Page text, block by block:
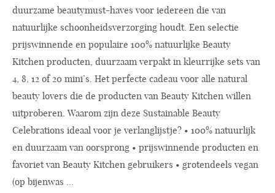
duurzame beautymust-haves voor iedereen die van
natuurlijke schoonheidsverzorging houdt. Een selectie
prijswinnende en populaire 100% natuurlijke Beauty
Kitchen producten, duurzaam verpakt in kleurrijke sets van
4, 8, 12 of 20 mini’s. Het perfecte cadeau voor alle natural
beauty lovers die de producten van Beauty Kitchen willen
uitproberen. Waarom zijn deze Sustainable Beauty
Celebrations ideaal voor je verlanglijstje? • 100% natuurlijk
en duurzaam van oorsprong • prijswinnende producten en
favoriet van Beauty Kitchen gebruikers • grotendeels vegan
(op bijenwas ...